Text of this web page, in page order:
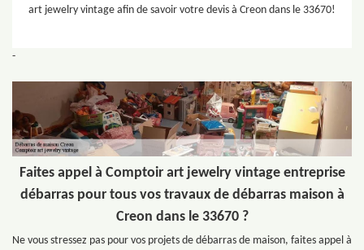
art jewelry vintage afin de savoir votre devis à Creon dans le 33670!
-
Faites appel à Comptoir art jewelry vintage entreprise
débarras pour tous vos travaux de débarras maison à
Creon dans le 33670 ?
Ne vous stressez pas pour vos projets de débarras de maison, faites appel à